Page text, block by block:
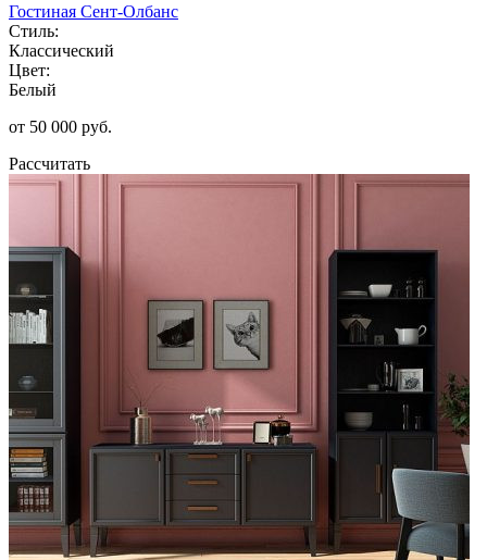
Гостиная Сент-Олбанс
Стиль:
Классический
Цвет:
Белый
от 50 000 руб.
Рассчитать